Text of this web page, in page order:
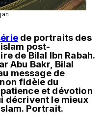
de portraits des
post-
de Bilal Ibn Rabah.
Abu Bakr, Bilal
message de
fidèle du
décrivent le mieux
Portrait.